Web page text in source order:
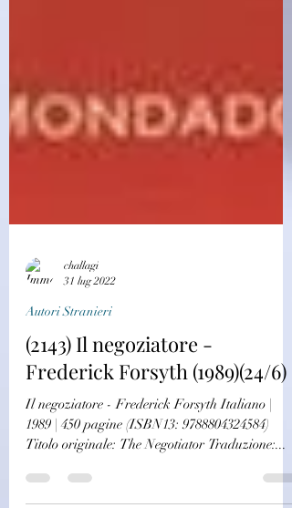
challagi
31 lug 2022
Autori Stranieri
(2143) Il negoziatore -
Frederick Forsyth (1989)(24/6)
Il negoziatore - Frederick Forsyth Italiano |